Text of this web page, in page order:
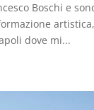
Boschi e
dove mi...